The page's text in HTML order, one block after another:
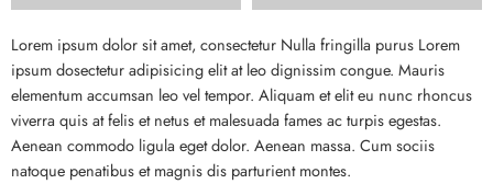
Lorem ipsum dolor sit amet, consectetur Nulla fringilla purus Lorem
ipsum dosectetur adipisicing elit at leo dignissim congue. Mauris
elementum accumsan leo vel tempor. Aliquam et elit eu nunc rhoncus
viverra quis at felis et netus et malesuada fames ac turpis egestas.
Aenean commodo ligula eget dolor. Aenean massa. Cum sociis
natoque penatibus et magnis dis parturient montes.